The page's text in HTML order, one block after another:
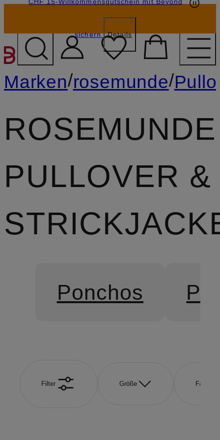
ZUM HAUPTINHALT
sichern Details
Marken/rosemunde/
ROSEMUNDE
PULLOVER &
Ponchos
Filter Größe Farbe